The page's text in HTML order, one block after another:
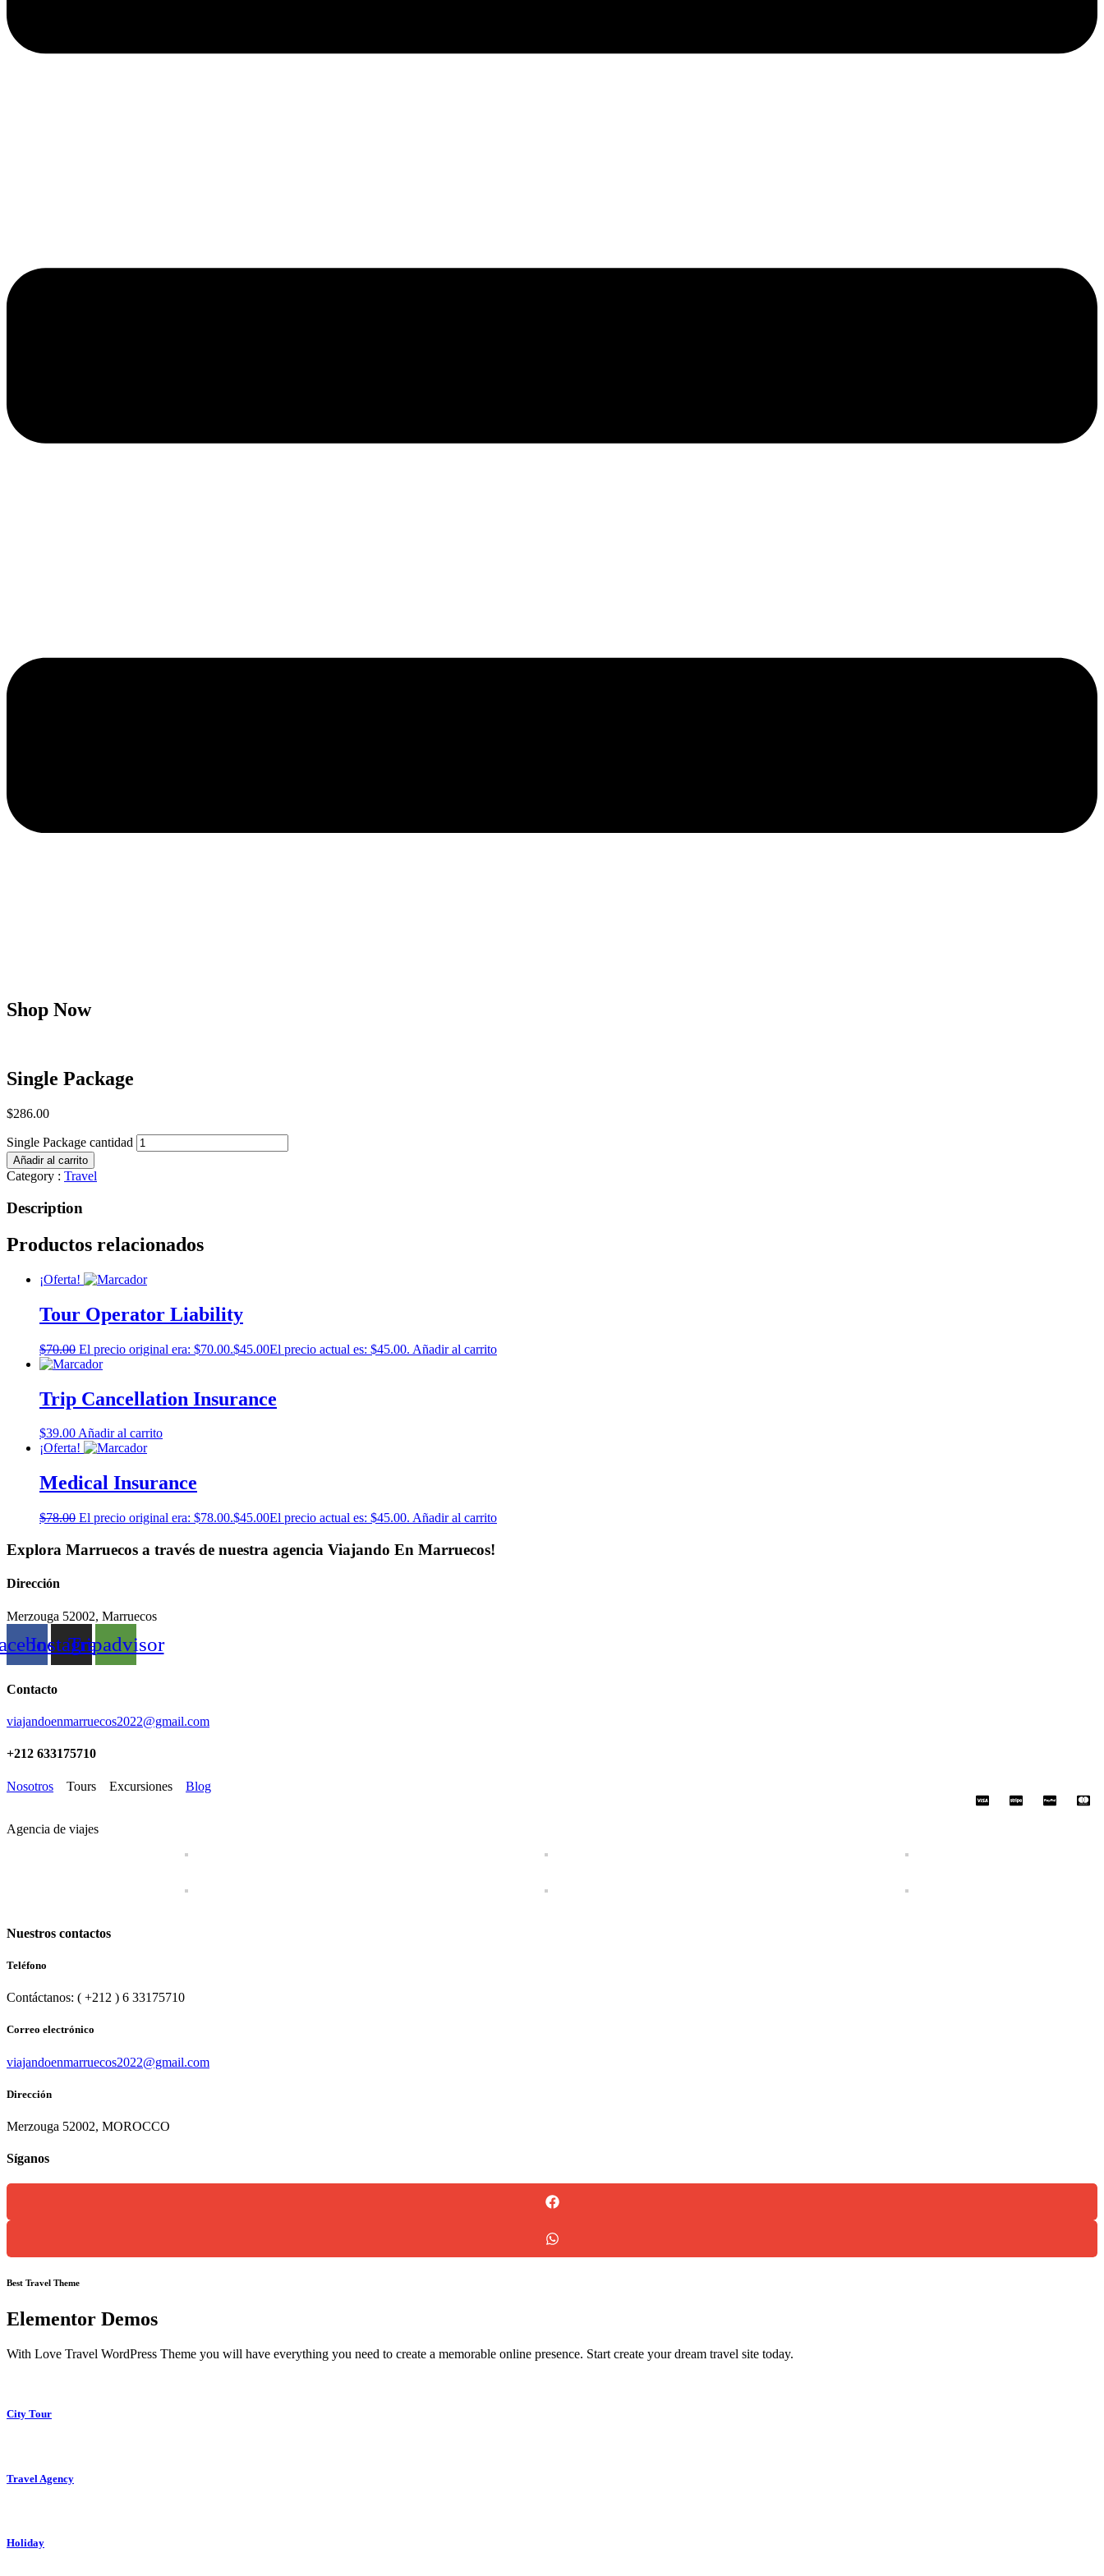
Shop Now
Single Package
$286.00
Single Package cantidad
Añadir al carrito
Category : Travel
Description
Productos relacionados
¡Oferta!
Tour Operator Liability
$70.00 El precio original era: $70.00.$45.00El precio actual es: $45.00. Añadir al carrito
Trip Cancellation Insurance
$39.00Añadir al carrito
¡Oferta!
Medical Insurance
$78.00 El precio original era: $78.00.$45.00El precio actual es: $45.00. Añadir al carrito
Explora Marruecos a través de nuestra agencia Viajando En Marruecos!
Dirección
Merzouga 52002, Marruecos
Instagram
Tripadvisor
Contacto
viajandoenmarruecos2022@gmail.com
+212 633175710
Nosotros Tours Excursiones Blog
Agencia de viajes
Nuestros contactos
Teléfono
Contáctanos: ( +212 ) 6 33175710​
Correo electrónico
viajandoenmarruecos2022@gmail.com
Dirección
Merzouga 52002, MOROCCO
Síganos
Best Travel Theme
Elementor Demos
With Love Travel WordPress Theme you will have everything you need to create a memorable online presence. Start create your dream travel site today.
City Tour
Travel Agency
Holiday